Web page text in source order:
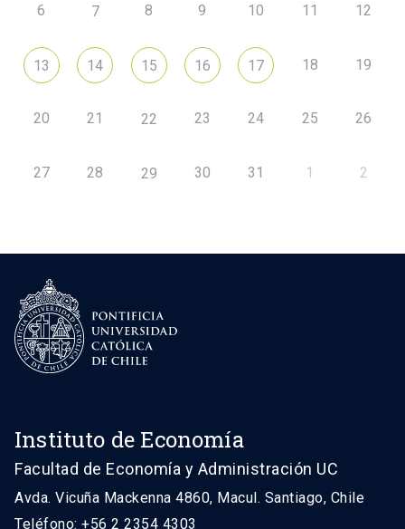
6 7 8 9 10 11 12
13 14 15 16 17 18 19
20 21 22 23 24 25 26
27 28 29 30 31 1 2
Instituto de Economía
Facultad de Economía y Administración UC
Avda. Vicuña Mackenna 4860, Macul. Santiago, Chile
Teléfono: +56 2 2354 4303